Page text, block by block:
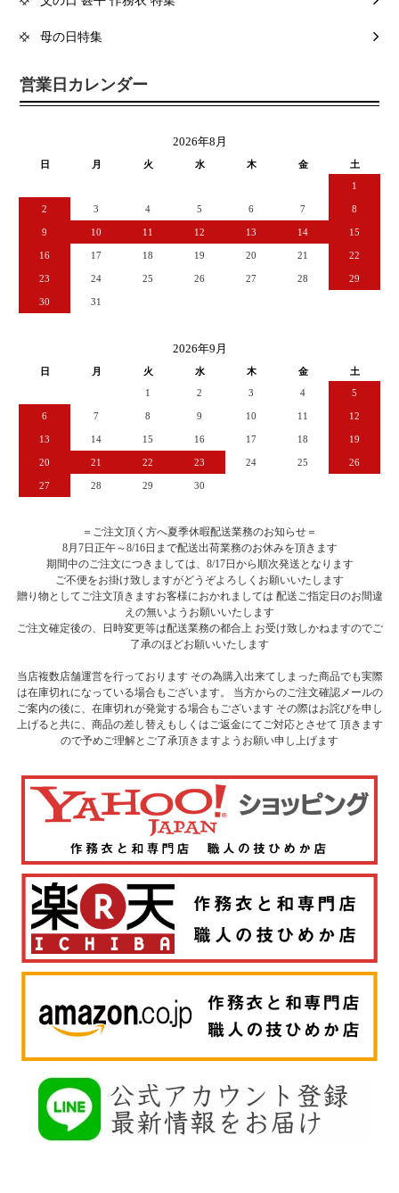
母の日特集
営業日カレンダー
2026年8月
日 月 火 水 木 金
土
1
2 3 4 5 6 7 8
9 10 11 12 13 14 15
16 17 18 19 20 21 22
23 24 25 26 27 28 29
30 31
2026年9月
日 月 火 水 木 金
土
1
2 3 4 5
6 7 8 9 10 11 12
13 14 15 16 17 18 19
20 21 22 23 24 25 26
27 28 29 30
＝ご注文頂く方へ夏季休暇配送業務のお知らせ＝
8月7日正午～8/16日まで配送出荷業務のお休みを頂きます
期間中のご注文につきましては、8/17日から順次発送となります
ご不便をお掛け致しますがどうぞよろしくお願いいたします
贈り物としてご注文頂きますお客様におかれましては 配送ご指定日のお間違
えの無いようお願いいたします
ご注文確定後の、日時変更等は配送業務の都合上 お受け致しかねますのでご
了承のほどお願いいたします
当店複数店舗運営を行っております その為購入出来てしまった商品でも実際
は在庫切れになっている場合もございます。 当方からのご注文確認メールの
ご案内の後に、在庫切れが発覚する場合もございます その際はお詫びを申し
上げると共に、商品の差し替えもしくはご返金にてご対応とさせて 頂きます
ので予めご理解とご了承頂きますようお願い申し上げます